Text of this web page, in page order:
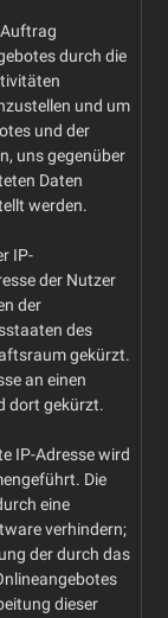
durch die
und um
und der
uns gegenüber
Daten
werden.
IP-
der Nutzer
der
des
gekürzt.
an einen
dort gekürzt.
IP-Adresse wird
Die
eine
verhindern;
der durch das
dieser